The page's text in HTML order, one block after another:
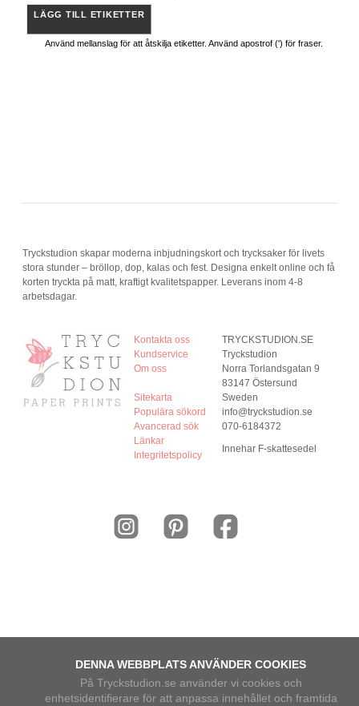
DENNA WEBBPLATS ANVÄNDER COOKIES
På Tryckstudion.se använder vi cookies och
enhetsidentifierare för att anpassa innehållet och framtida
LÄGG TILL ETIKETTER
Använd mellanslag för att åtskilja etiketter. Använd apostrof (') för fraser.
Tryckstudion skapar moderna inbjudningskort och trycksaker för livets
stora stunder – bröllop, dop, kalas och fest. Designa enkelt online och få
korten tryckta på matt, kraftigt kvalitetspapper. Leverans inom 4-8
arbetsdagar.
Kontakta oss
Kundservice
Om oss
Sitekarta
Populära sökord
Avancerad sök
Länkar
Integritetspolicy
TRYCKSTUDION.SE
Tryckstudion
Norra Torlandsgatan 9
83147 Östersund
Sweden
info@tryckstudion.se
070-6184372
Innehar F-skattesedel